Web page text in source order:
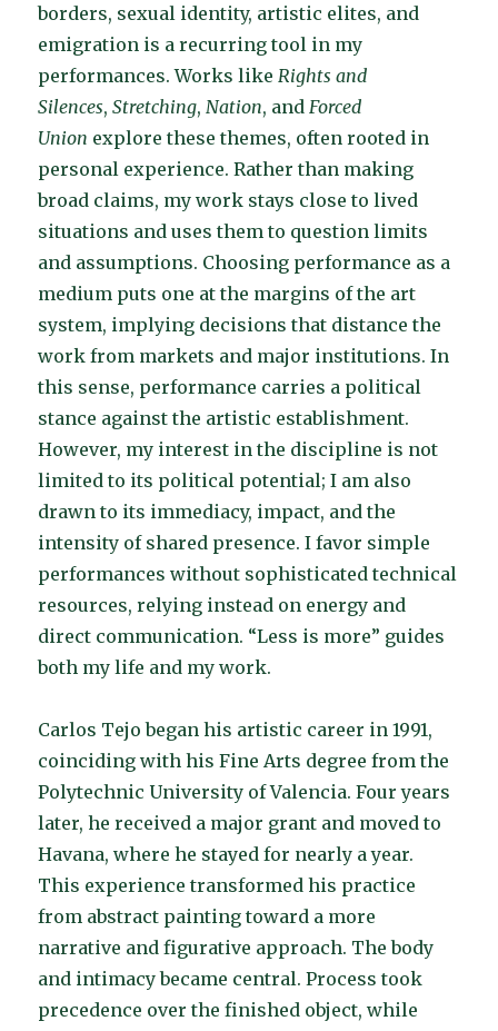
borders, sexual identity, artistic elites, and
emigration is a recurring tool in my
performances. Works like Rights and
Silences,Stretching, Nation, and Forced
Union explore these themes, often rooted in
personal experience. Rather than making
broad claims, my work stays close to lived
situations and uses them to question limits
and assumptions. Choosing performance as a
medium puts one at the margins of the art
system, implying decisions that distance the
work from markets and major institutions. In
this sense, performance carries a political
stance against the artistic establishment.
However, my interest in the discipline is not
limited to its political potential; I am also
drawn to its immediacy, impact, and the
intensity of shared presence. I favor simple
performances without sophisticated technical
resources, relying instead on energy and
direct communication. “Less is more” guides
both my life and my work.
Carlos Tejo began his artistic career in 1991,
coinciding with his Fine Arts degree from the
Polytechnic University of Valencia. Four years
later, he received a major grant and moved to
Havana, where he stayed for nearly a year.
This experience transformed his practice
from abstract painting toward a more
narrative and figurative approach. The body
and intimacy became central. Process took
precedence over the finished object, while